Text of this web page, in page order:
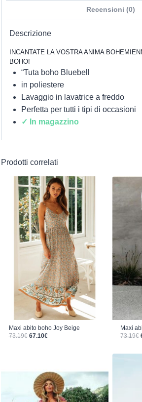
Recensioni (0)
Descrizione
INCANTATE LA VOSTRA ANIMA
BOHO!
“Tuta boho Bluebell
in poliestere
Lavaggio in lavatrice a freddo
Perfetta per tutti i tipi di occasioni
✓ In magazzino
Prodotti correlati
Maxi abito boho Joy Beige
73.19€ Il prezzo originale era: 73.19€.
67.10€Il prezzo attuale è: 67.10€.
Maxi
73.19€ Il